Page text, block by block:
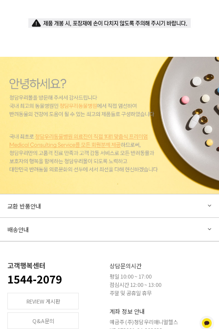
등록된 문의가 없습니다.
등록된 리뷰가 없습니다.
교환 반품안내
배송안내
고객행복센터
1544-2079
REVIEW 게시판
Q&A문의
상담문의시간
평일 10:00 ~ 17:00
점심시간 12:00 ~ 13:00
주말 및 공휴일 휴무
계좌 정보 안내
예금주 (주)청담우리애니멀헬스